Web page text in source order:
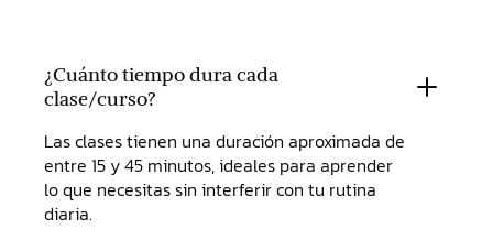
¿Cuánto tiempo dura cada
clase/curso?
Las clases tienen una duración aproximada de
entre 15 y 45 minutos, ideales para aprender
lo que necesitas sin interferir con tu rutina
diaria.